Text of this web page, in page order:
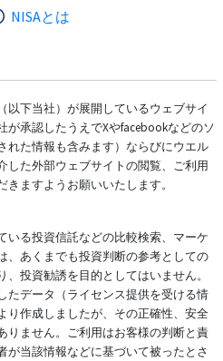
NISAとは
以下当社）が展開しているウェブサイ
が承認したうえでXやfacebookなどのソ
れた情報も含みます）ならびにウエル
した外部ウェブサイトの閲覧、ご利用
ますようお願いいたします。
いる投資信託などの比較検索、マーケ
、あくまでも投資判断の参考としての
投資勧誘を目的としてはいません。
たデータ（ライセンス提供を受ける情
り作成しましたが、その正確性、安全
りません。ご利用はお客様の判断と責
が当該情報などに基づいて被ったとさ